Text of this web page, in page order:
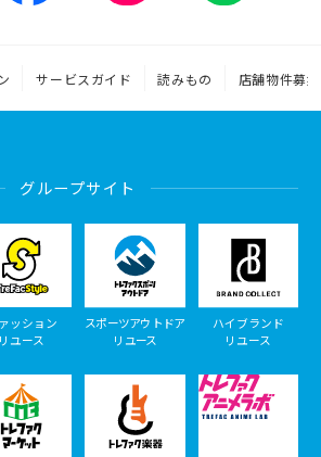
サービスガイド 読みもの 店舗物件募集
グループサイト
ッション
リユース
スポーツアウトドア
リユース
ハイブランド
リユース